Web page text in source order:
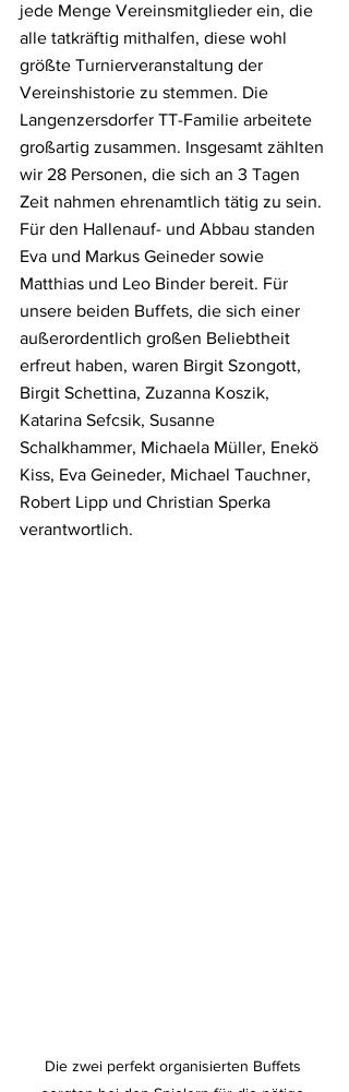
jede Menge Vereinsmitglieder ein, die
alle tatkräftig mithalfen, diese wohl
größte Turnierveranstaltung der
Vereinshistorie zu stemmen. Die
Langenzersdorfer TT-Familie arbeitete
großartig zusammen. Insgesamt zählten
wir 28 Personen, die sich an 3 Tagen
Zeit nahmen ehrenamtlich tätig zu sein.
Für den Hallenauf- und Abbau standen
Eva und Markus Geineder sowie
Matthias und Leo Binder bereit. Für
unsere beiden Buffets, die sich einer
außerordentlich großen Beliebtheit
erfreut haben, waren Birgit Szongott,
Birgit Schettina, Zuzanna Koszik,
Katarina Sefcsik, Susanne
Schalkhammer, Michaela Müller, Enekö
Kiss, Eva Geineder, Michael Tauchner,
Robert Lipp und Christian Sperka
verantwortlich.
Die zwei perfekt organisierten Buffets